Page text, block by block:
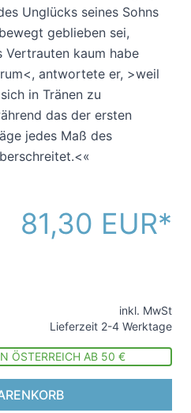
Unglücks seines Sohns
geblieben sei,
Vertrauten kaum habe
antwortete er, >weil
in Tränen zu
das der ersten
jedes Maß des
81,30 EUR
inkl. MwSt
Lieferzeit 2-4 Werktage
ÖSTERREICH AB 50 €